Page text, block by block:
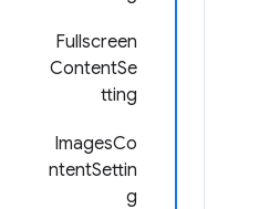
Fullscreen
ContentSe
tting
ImagesCo
ntentSettin
g